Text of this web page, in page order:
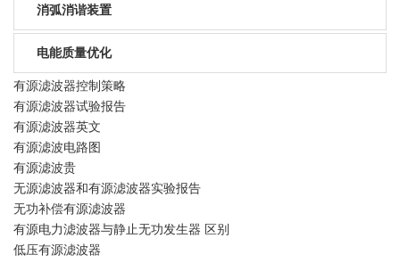
消弧消谐装置
电能质量优化
有源滤波器控制策略
有源滤波器试验报告
有源滤波器英文
有源滤波电路图
有源滤波贵
无源滤波器和有源滤波器实验报告
无功补偿有源滤波器
有源电力滤波器与静止无功发生器 区别
低压有源滤波器